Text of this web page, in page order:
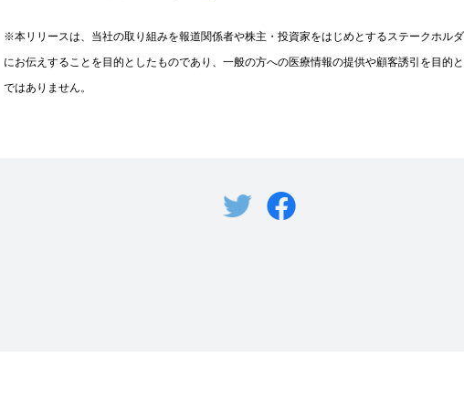
※本リリースは、当社の取り組みを報道関係者や株主・投資家をはじめとするステークホル
にお伝えすることを目的としたものであり、一般の方への医療情報の提供や顧客誘引を目的
ではありません。